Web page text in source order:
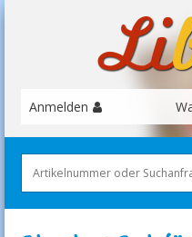
Anmelden